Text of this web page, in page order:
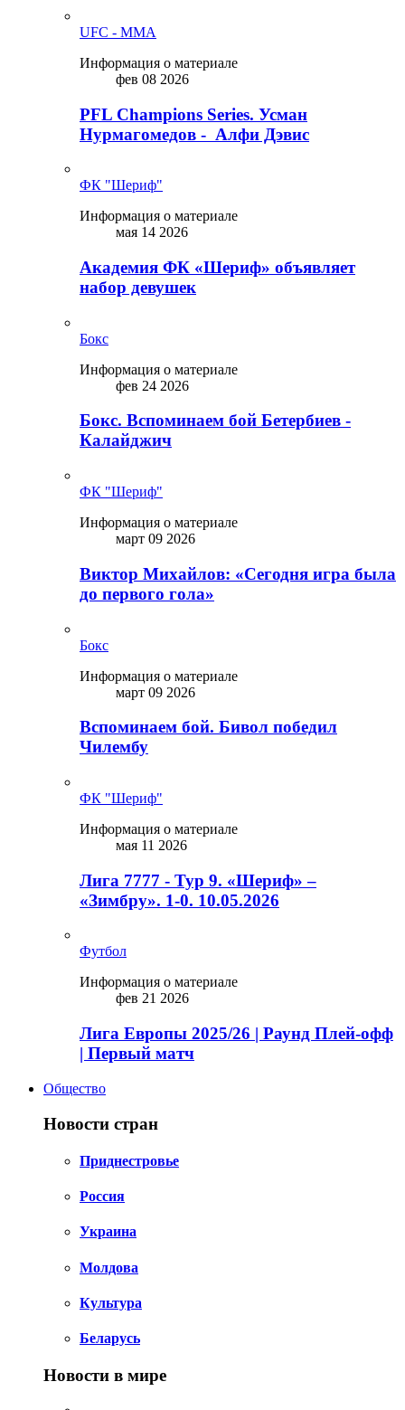
UFC - MMA
Информация о материале
фев 08 2026
PFL Champions Series. Усман
Нурмагомедов - Алфи Дэвис
ФК "Шериф"
Информация о материале
мая 14 2026
Академия ФК «Шериф» объявляет
набор девушек
Бокс
Информация о материале
фев 24 2026
Бокс. Вспоминаем бой Бетербиев -
Калайджич
ФК "Шериф"
Информация о материале
март 09 2026
Виктор Михайлов: «Сегодня игра была
до первого гола»
Бокс
Информация о материале
март 09 2026
Вспоминаем бой. Бивол победил
Чилембу
ФК "Шериф"
Информация о материале
мая 11 2026
Лига 7777 - Тур 9. «Шериф» –
«Зимбру». 1-0. 10.05.2026
Футбол
Информация о материале
фев 21 2026
Лига Европы 2025/26 | Раунд Плей-офф
| Первый матч
Общество
Новости стран
Приднестровье
Россия
Украина
Молдова
Культура
Беларусь
Новости в мире